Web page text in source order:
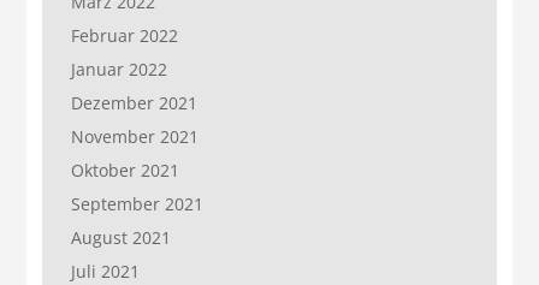
Februar 2022
Januar 2022
Dezember 2021
November 2021
Oktober 2021
September 2021
August 2021
Juli 2021